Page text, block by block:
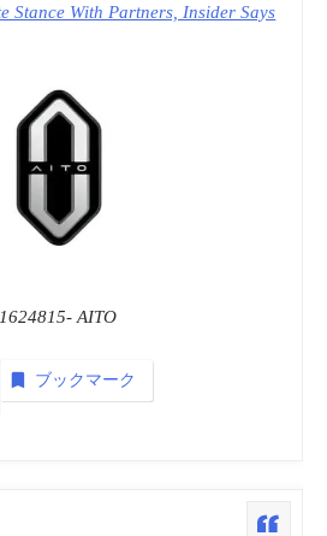
Stance With Partners, Insider Says
1624815- AITO
ブックマーク